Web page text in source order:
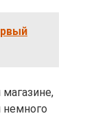
немного